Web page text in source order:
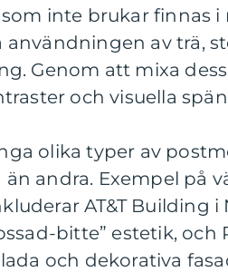
inte brukar finnas
användningen av trä,
Genom att mixa
och visuella
olika typer av
än andra. Exempel på
AT&T Building i
bitte” estetik, och
och dekorativa